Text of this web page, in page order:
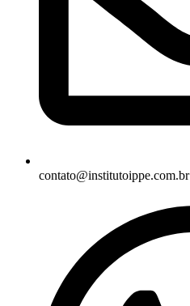
contato@institutoippe.com.br